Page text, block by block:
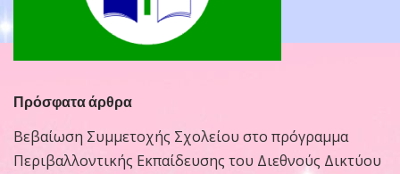
Πρόσφατα άρθρα
Βεβαίωση Συμμετοχής Σχολείου στο πρόγραμμα
Περιβαλλοντικής Εκπαίδευσης του Διεθνούς Δικτύου